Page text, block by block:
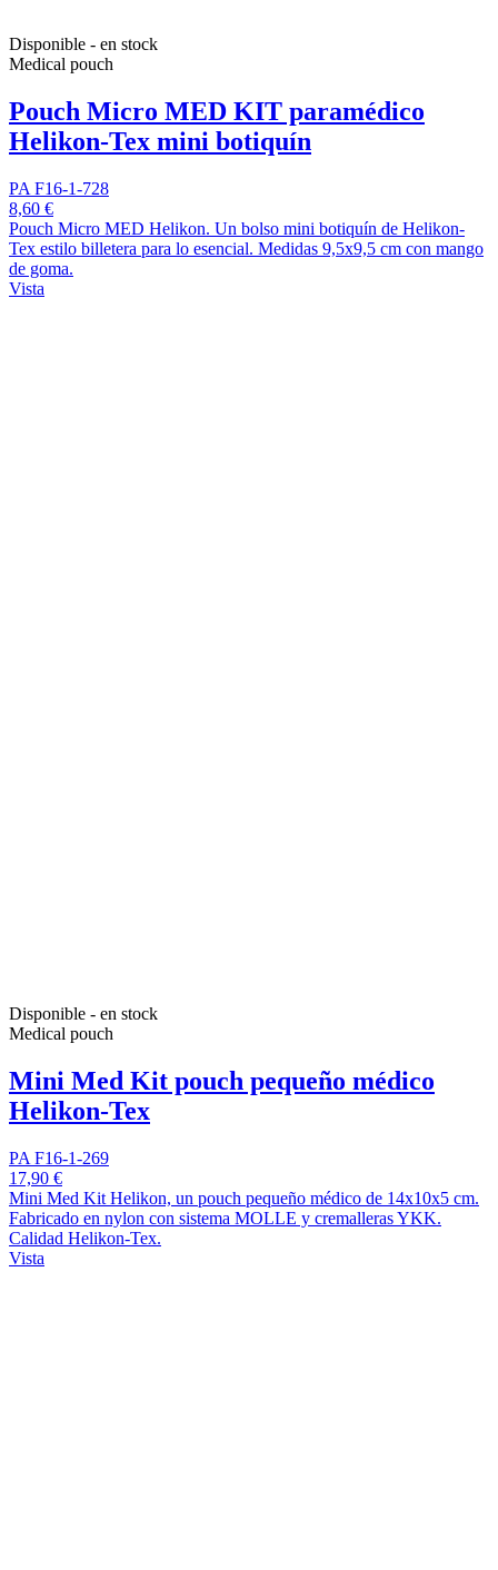
Disponible - en stock
Medical pouch
Pouch Micro MED KIT paramédico
Helikon-Tex mini botiquín
PA F16-1-728
8,60 €
Pouch Micro MED Helikon. Un bolso mini botiquín de Helikon-
Tex estilo billetera para lo esencial. Medidas 9,5x9,5 cm con mango
de goma.
Vista
Disponible - en stock
Medical pouch
Mini Med Kit pouch pequeño médico
Helikon-Tex
PA F16-1-269
17,90 €
Mini Med Kit Helikon, un pouch pequeño médico de 14x10x5 cm.
Fabricado en nylon con sistema MOLLE y cremalleras YKK.
Calidad Helikon-Tex.
Vista